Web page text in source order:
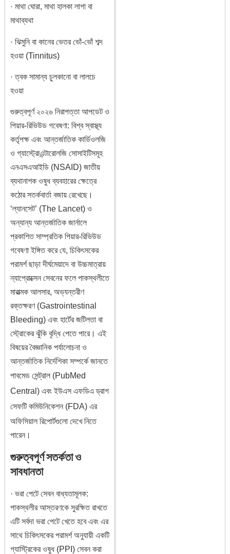
· মাথা ঘোরা, মাথা হালকা লাগা বা
মাথাব্যথা
· ঝিমুনি বা কানের ভেতর ভোঁ-ভোঁ শব্দ
হওয়া (Tinnitus)
· ত্বক সামান্য চুলকানো বা লালচে
হওয়া
গুরুত্বপূর্ণ ২০২৬ নিরাপত্তা আপডেট ও
পিয়ার-রিভিউড গবেষণা: বিশ্ব স্বাস্থ্য
কর্তৃপক্ষ এবং আন্তর্জাতিক কার্ডিওলজি
ও গ্যাস্ট্রোএন্টারোলজি সোসাইটিসমূহ
এনএসএআইডি (NSAID) জাতীয়
ব্যথানাশক ওষুধ ব্যবহারের ক্ষেত্রে
কঠোর সতর্কবার্তা বজায় রেখেছে।
‘ল্যানসেট’ (The Lancet) ও
অন্যান্য আন্তর্জাতিক জার্নালে
প্রকাশিত সাম্প্রতিক পিয়ার-রিভিউড
গবেষণা ইঙ্গিত করে যে, চিকিৎসকের
পরামর্শ ছাড়া দীর্ঘমেয়াদে বা উচ্চমাত্রায়
ন্যাপ্রোক্সেন সেবনের ফলে পাকস্থলীতে
মারাত্মক আলসার, অভ্যন্তরীণ
রক্তক্ষরণ (Gastrointestinal
Bleeding) এবং হার্টের জটিলতা বা
স্ট্রোকের ঝুঁকি বৃদ্ধি পেতে পারে। এই
বিষয়ের বৈজ্ঞানিক পর্যালোচনা ও
আন্তর্জাতিক নির্দেশিকা সম্পর্কে জানতে
পাবমেড সেন্ট্রাল (PubMed
Central) এবং ইউএস এফডিএ ড্রাগ
সেফটি কমিউনিকেশন (FDA) এর
অফিসিয়াল রিপোর্টগুলো দেখে নিতে
পারেন।
গুরুত্বপূর্ণ সতর্কতা ও
সাবধানতা
· ভরা পেটে সেবন বাধ্যতামূলক:
পাকস্থলীর আস্তরণকে সুরক্ষিত রাখতে
এটি সর্বদা ভরা পেটে খেতে হবে এবং এর
সাথে চিকিৎসকের পরামর্শ অনুযায়ী একটি
গ্যাস্ট্রিকের ওষুধ (PPI) সেবন করা